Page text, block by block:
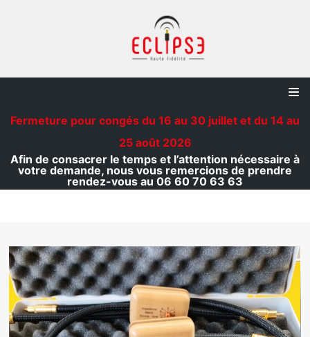
Fermeture pour congés du 16 au 30 juillet et du 14 au
25 août 2026
Afin de consacrer le temps et l’attention nécessaire à
votre demande, nous vous remercions de prendre
rendez-vous au 06 60 70 63 63